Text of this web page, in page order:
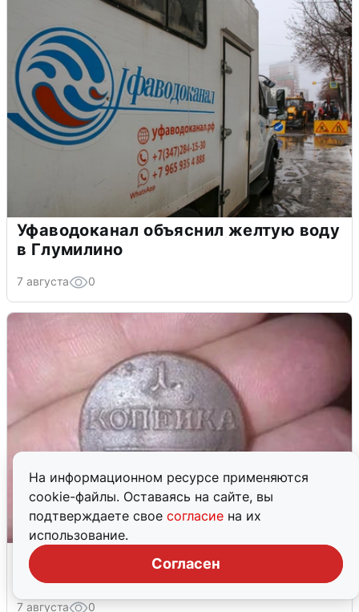
На информационном ресурсе применяются
cookie-файлы. Оставаясь на сайте, вы
подтверждаете свое согласие на их
использование.
Согласен
Уфаводоканал объяснил желтую воду
в Глумилино
7 августа 0
Уфимец продает медную копейку
Павла I за 150 тысяч
7 августа 0